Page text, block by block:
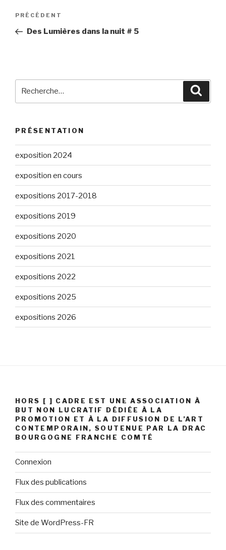
Navigation
l’article
Article
précédent
PRÉCÉDENT
Des Lumières dans la nuit # 5
PRÉSENTATION
exposition 2024
exposition en cours
expositions 2017-2018
expositions 2019
expositions 2020
expositions 2021
expositions 2022
expositions 2025
expositions 2026
HORS [ ] CADRE EST UNE ASSOCIATION À
BUT NON LUCRATIF DÉDIÉE À LA
PROMOTION ET À LA DIFFUSION DE L’ART
CONTEMPORAIN, SOUTENUE PAR LA DRAC
BOURGOGNE FRANCHE COMTÉ
Connexion
Flux des publications
Flux des commentaires
Site de WordPress-FR